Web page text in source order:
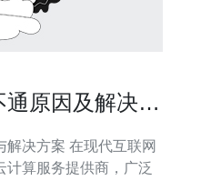
原因及解决方
解决方案 在现代互联网
计算服务提供商，广泛